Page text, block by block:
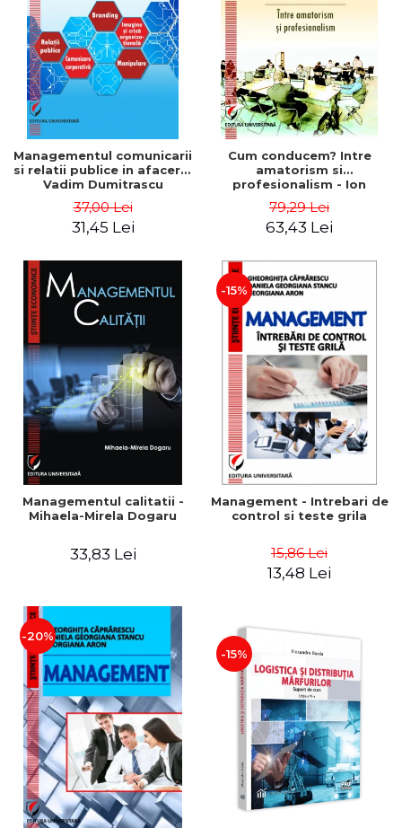
ADMINISTRATIVE
ȘTIINȚE ECONOMICE
ȘTIINȚE EXACTE
EDUCAȚIE FIZICĂ ȘI SPORT
PREUNIVERSITARIA
TIMP LIBER
ÎN CURS DE APARIȚIE
NOUTĂȚI
PACHETE DE STUDIU
PROMOȚIILE LUNII
ULTIMELE EXEMPLARE
Cum Cumpăr
Livrare
Politica de Retur
Formular de Retur
Distribuitori
Managementul comunicarii
si relatii publice in afaceri -
Vadim Dumitrascu
37,00 Lei
31,45 Lei
Cum conducem? Intre
amatorism si
profesionalism - Ion
79,29 Lei
63,43 Lei
Managementul calitatii -
Mihaela-Mirela Dogaru
33,83 Lei
-15%
Management - Intrebari de
control si teste grila
15,86 Lei
13,48 Lei
-20%
-15%